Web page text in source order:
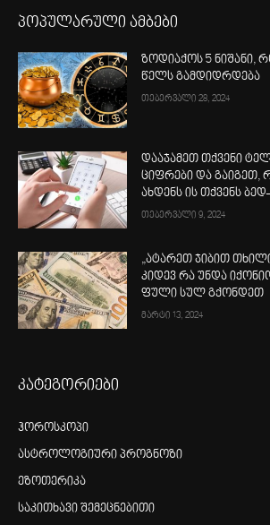
პოპულარული ამბები
ზოდიაქოს 5 ნიშანი,
წელს გამდიდრდება
თებერვალი 28, 2024
დააჯამეთ თქვენი
ციფრები და გაიგეთ,
ახდენს ის თქვენს
თებერვალი 9, 2024
„ატარეთ ჯიბით
კიდევ რა უნდა
ფული სულ გქონდეთ
მარტი 13, 2024
კატეგორიები
ჰოროსკოპი
ასტროლოგიური პროგნოზი
ეზოთერიკა
საკითხავი შემეცნებითი